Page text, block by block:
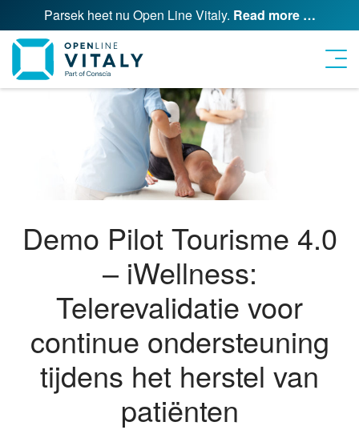
Parsek heet nu Open Line Vitaly. Read more …
Demo Pilot Tourisme 4.0
– iWellness:
Telerevalidatie voor
continue ondersteuning
tijdens het herstel van
patiënten